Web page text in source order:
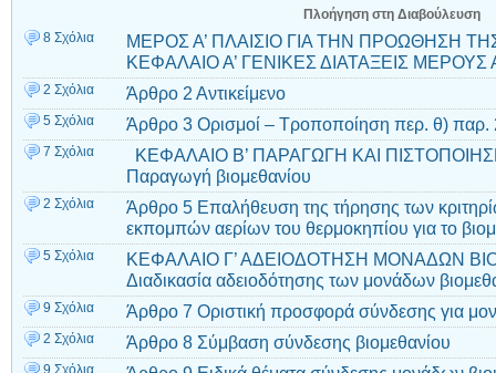
Πλοήγηση στη Διαβούλευση
8 Σχόλια
ΜΕΡΟΣ Α’ ΠΛΑΙΣΙΟ ΓΙΑ ΤΗΝ ΠΡΟΩΘΗΣΗ
ΚΕΦΑΛΑΙΟ Α’ ΓΕΝΙΚΕΣ ΔΙΑΤΑΞΕΙΣ ΜΕΡΟΥΣ
2 Σχόλια Άρθρο 2 Αντικείμενο
5 Σχόλια Άρθρο 3 Ορισμοί – Τροποποίηση περ. θ) παρ.
7 Σχόλια
ΚΕΦΑΛΑΙΟ Β’ ΠΑΡΑΓΩΓΗ ΚΑΙ
Παραγωγή βιομεθανίου
2 Σχόλια
Άρθρο 5 Επαλήθευση της τήρησης των
εκπομπών αερίων του θερμοκηπίου για το
5 Σχόλια
ΚΕΦΑΛΑΙΟ Γ’ ΑΔΕΙΟΔΟΤΗΣΗ ΜΟΝΑΔΩΝ
Διαδικασία αδειοδότησης των μονάδων
9 Σχόλια Άρθρο 7 Οριστική προσφορά σύνδεσης για
2 Σχόλια Άρθρο 8 Σύμβαση σύνδεσης βιομεθανίου
9 Σχόλια